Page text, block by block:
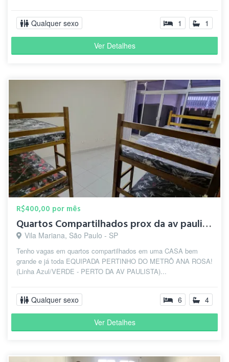
Qualquer sexo 1 1
Ver Detalhes
R$400,00 por mês
Quartos Compartilhados prox da av paulista
Vila Mariana, São Paulo - SP
Tenho vagas em quartos compartilhados em uma CASA bem
grande e já toda EQUIPADA PERTINHO DO METRÔ ANA ROSA!
(Linha Azul/VERDE - PERTO DA AV PAULISTA)...
Qualquer sexo 6 4
Ver Detalhes